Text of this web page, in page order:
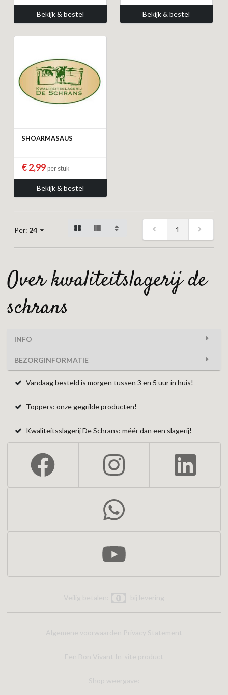
Bekijk & bestel Bekijk & bestel
SHOARMASAUS
€ 2,99 per stuk
Bekijk & bestel
Per: 24 1
over kwaliteitslagerij de
schrans
INFO
BEZORGINFORMATIE
Vandaag besteld is morgen tussen 3 en 5 uur in huis!
Toppers: onze gegrilde producten!
Kwaliteitsslagerij De Schrans: méér dan een slagerij!